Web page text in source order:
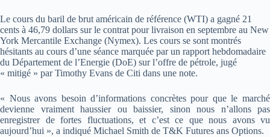
Le cours du baril de brut américain de référence (WTI) a gagné 21
cents à 46,79 dollars sur le contrat pour livraison en septembre au New
York Mercantile Exchange (Nymex). Les cours se sont montrés
hésitants au cours d’une séance marquée par un rapport hebdomadaire
du Département de l’Energie (DoE) sur l’offre de pétrole, jugé
« mitigé » par Timothy Evans de Citi dans une note.
« Nous avons besoin d’informations concrètes pour que le marché
devienne vraiment haussier ou baissier, sinon nous n’allons pas
enregistrer de fortes fluctuations, et c’est ce que nous avons vu
aujourd’hui », a indiqué Michael Smith de T&K Futures ans Options.